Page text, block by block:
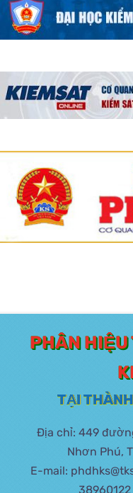
PHÂN
TẠI
Địa chỉ: 449
Nhơn Phú,
E-mail: